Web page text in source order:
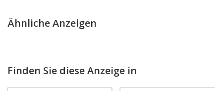
Ähnliche Anzeigen
Finden Sie diese Anzeige in